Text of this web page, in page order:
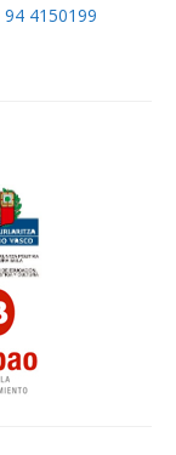
4150199